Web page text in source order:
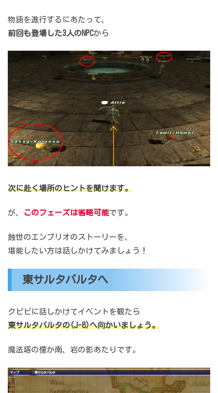
物語を進行するにあたって、
前回も登場した3人のNPCから
次に赴く場所のヒントを聞けます。
が、 このフェーズは省略可能です。
蝕世のエンブリオのストーリーを、
堪能したい方は話しかけてみましょう！
東サルタバルタへ
クピピに話しかけてイベントを観たら
東サルタバルタの(J-8)へ向かいましょう。
魔法塔の僅か南、岩の影あたりです。